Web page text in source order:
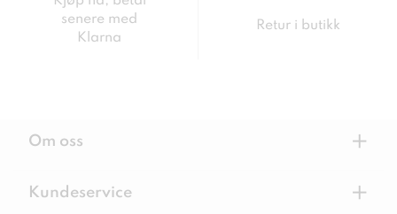
senere med
Klarna
Retur i butikk
Om oss +
Kundeservice +